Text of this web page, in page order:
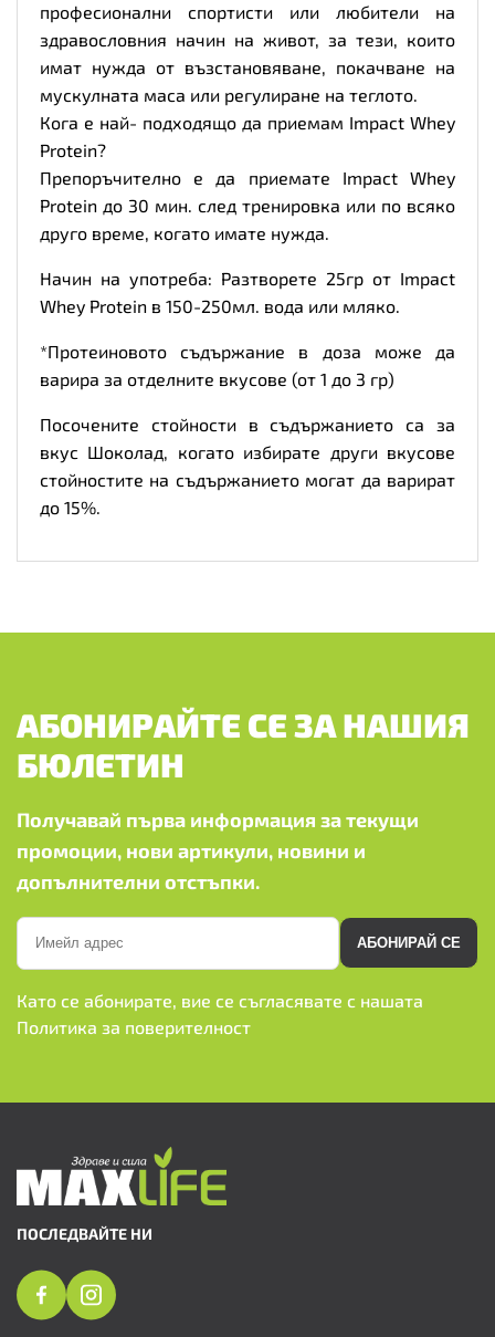
професионални спортисти или любители на
здравословния начин на живот, за тези, които
имат нужда от възстановяване, покачване на
мускулната маса или регулиране на теглото.
Кога е най- подходящо да приемам Impact Whey
Protein?
Препоръчително е да приемате Impact Whey
Protein до 30 мин. след тренировка или по всяко
друго време, когато имате нужда.
Начин на употреба: Разтворете 25гр от Impact
Whey Protein в 150-250мл. вода или мляко.
*Протеиновото съдържание в доза може да
варира за отделните вкусове (от 1 до 3 гр)
Посочените стойности в съдържанието са за
вкус Шоколад, когато избирате други вкусове
стойностите на съдържанието могат да варират
до 15%.
АБОНИРАЙТЕ СЕ ЗА НАШИЯ
БЮЛЕТИН
Получавай първа информация за текущи
промоции, нови артикули, новини и
допълнителни отстъпки.
АБОНИРАЙ СЕ
Като се абонирате, вие се съгласявате с нашата
Политика за поверителност
ПОСЛЕДВАЙТЕ НИ